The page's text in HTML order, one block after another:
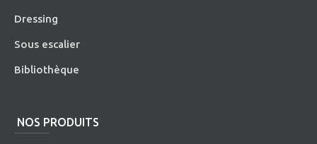
Dressing
Sous escalier
Bibliothèque
NOS PRODUITS